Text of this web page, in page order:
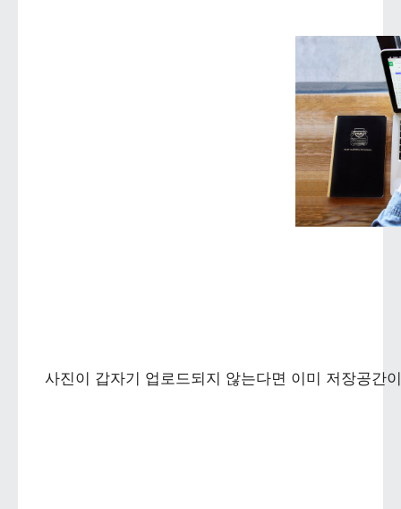
사진이 갑자기 업로드되지 않는다면 이미 저장공간